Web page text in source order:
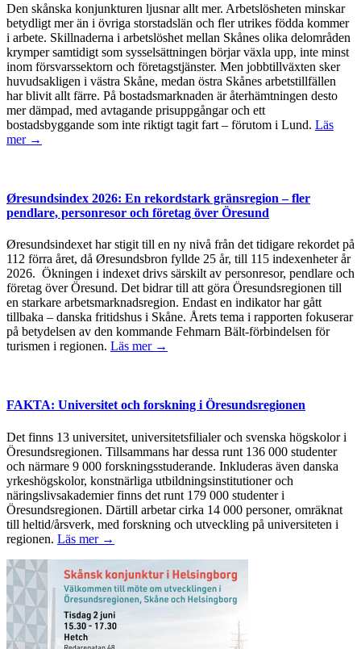
Den skånska konjunkturen ljusnar allt mer. Arbetslösheten minskar
betydligt mer än i övriga storstadslän och fler utrikes födda kommer
i arbete. Skillnaderna i arbetslöshet mellan Skånes olika delområden
krymper samtidigt som sysselsättningen börjar växla upp, inte minst
inom försvarssektorn och företagstjänster. Men jobbtillväxten sker
huvudsakligen i västra Skåne, medan östra Skånes arbetstillfällen
har blivit allt färre. På bostadsmarknaden är återhämtningen desto
mer dämpad, med avtagande prisuppgångar och ett
bostadsbyggande som inte riktigt tagit fart – förutom i Lund. Läs
mer →
Øresundsindex 2026: En rekordstark gränsregion – fler
pendlare, personresor och företag över Öresund
Øresundsindexet har stigit till en ny nivå från det tidigare rekordet på
112 förra året, då Øresundsbron fyllde 25 år, till 115 indexenheter år
2026. Ökningen i indexet drivs särskilt av personresor, pendlare och
företag över Öresund. Det bidrar till att göra Öresundsregionen till
en starkare arbetsmarknadsregion. Endast en indikator har gått
tillbaka – danska fritidshus i Skåne. Årets tema i rapporten fokuserar
på betydelsen av den kommande Fehmarn Bält-förbindelsen för
turismen i regionen. Läs mer →
FAKTA: Universitet och forskning i Öresundsregionen
Det finns 13 universitet, universitetsfilialer och svenska högskolor i
Öresundsregionen. Tillsammans har dessa runt 136 000 studenter
och närmare 9 000 forskningsstuderande. Inkluderas även danska
yrkeshögskolor, konstnärliga utbildningsinstitutioner och
näringslivsakademier finns det runt 179 000 studenter i
Öresundsregionen. Därtill arbetar cirka 14 000 personer, omräknat
till heltid/årsverk, med forskning och utveckling på universiteten i
regionen. Läs mer →